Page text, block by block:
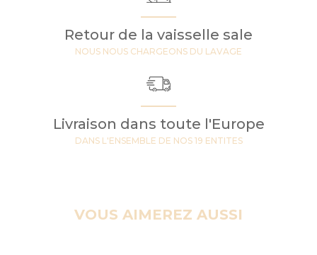
Retour de la vaisselle sale
NOUS NOUS CHARGEONS DU LAVAGE
Livraison dans toute l'Europe
DANS L'ENSEMBLE DE NOS 19 ENTITES
VOUS AIMEREZ AUSSI